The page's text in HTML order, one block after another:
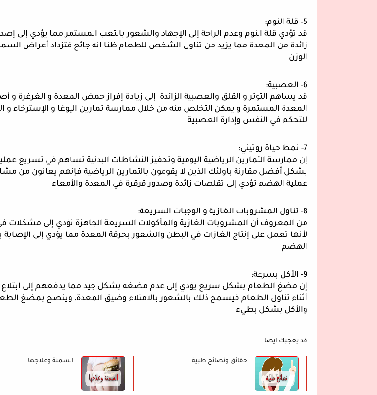
5- قلة النوم:
الوزن
6- العصبية:
للتحكم في النفس وإدارة العصبية
7- نمط حياة روتيني:
عملية الهضم تؤدي إلى تقلصات زائدة وصدور قرقرة في المعدة والأمعاء
8- تناول المشروبات الغازية و الوجبات السريعة:
الهضم
9- الأكل بسرعة:
والأكل بشكل بطيء
قد يعجبك ايضا
حقائق ونصائح طبية السمنة وعلاجها